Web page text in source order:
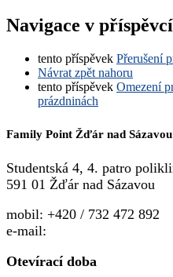
Navigace v
tento příspěvek Přerušení
Návrat zpět nahoru
tento příspěvek Omezení
prázdninách
Family Point Žďár nad Sázavou
Studentská 4, 4. patro
591 01 Žďár nad Sázavou
mobil: +420 / 732 472 892
e-mail:
Otevírací doba